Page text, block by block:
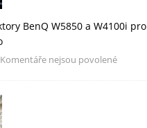
BenQ W5850 a W4100i pro
Komentáře nejsou povolené